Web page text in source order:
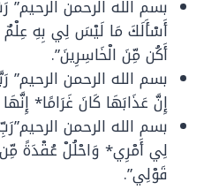
بسم الله الرحمن
أَسْأَلَكَ مَا لَيْسَ لِي بِهِ عِلْمٌ
أَكُن مِّنَ الْخَاسِرِينَ”.
بسم الله الرحمن
إِنَّ عَذَابَهَا كَانَ غَرَامًا*
بسم الله الرحمن
لِي أَمْرِي* وَاحْلُلْ عُقْدَةً
قَوْلِي”.